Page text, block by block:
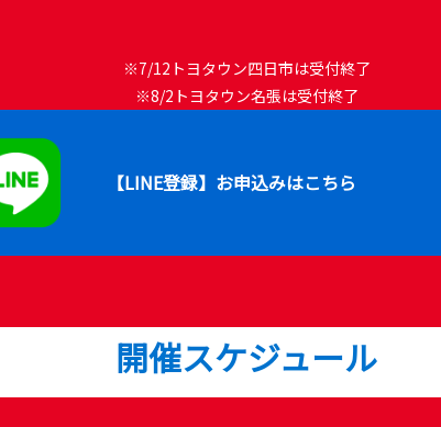
※7/12トヨタウン四日市は受付終了
※8/2トヨタウン名張は受付終了
【LINE登録】お申込みはこちら
開催スケジュール